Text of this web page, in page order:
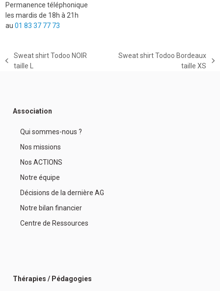
Permanence téléphonique
les mardis de 18h à 21h
au01 83 37 77 73
previous
Sweat shirt Todoo NOIR
taille L
Sweat shirt Todoo Bordeaux
taille XS
Association
Qui sommes-nous ?
Nos missions
Nos ACTIONS
Notre équipe
Décisions de la dernière AG
Notre bilan financier
Centre de Ressources
Thérapies / Pédagogies